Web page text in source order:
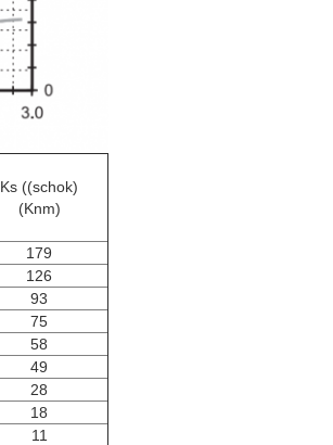
Ks ((schok)
(Knm)
179
126
93
75
58
49
28
18
11